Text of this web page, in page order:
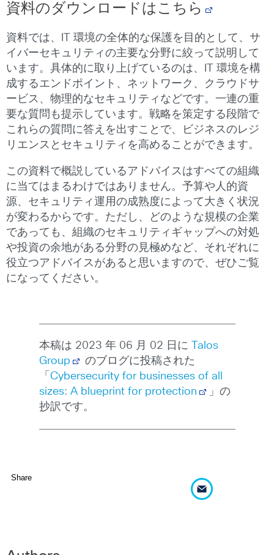
資料のダウンロードはこちら
資料では、IT 環境の全体的な保護を目的として、サ
イバーセキュリティの主要な分野に絞って説明して
います。具体的に取り上げているのは、IT 環境を構
成するエンドポイント、ネットワーク、クラウドサ
ービス、物理的なセキュリティなどです。一連の重
要な質問も提示しています。戦略を策定する段階で
これらの質問に答えを出すことで、ビジネスのレジ
リエンスとセキュリティを高めることができます。
この資料で概説しているアドバイスはすべての組織
に当てはまるわけではありません。予算や人的資
源、セキュリティ運用の成熟度によって大きく状況
が変わるからです。ただし、どのような規模の企業
であっても、組織のセキュリティギャップへの対処
や投資の余地がある分野の見極めなど、それぞれに
役立つアドバイスがあると思いますので、ぜひご覧
になってください。
本稿は 2023 年 06 月 02 日に
Talos
Group
のブログに投稿された
「 Cybersecurity for businesses of all
sizes: A blueprint for protection
」の
抄訳です。
Share